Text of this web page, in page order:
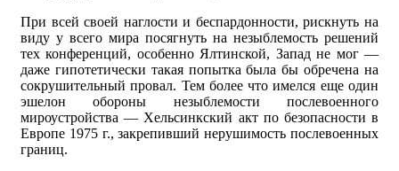
При всей своей наглости и беспардонности, рискнуть на
виду у всего мира посягнуть на незыблемость решений
тех конференций, особенно Ялтинской, Запад не мог —
даже гипотетически такая попытка была бы обречена на
сокрушительный провал. Тем более что имелся еще один
эшелон обороны незыблемости послевоенного
мироустройства — Хельсинкский акт по безопасности в
Европе 1975 г., закрепивший нерушимость послевоенных
границ.